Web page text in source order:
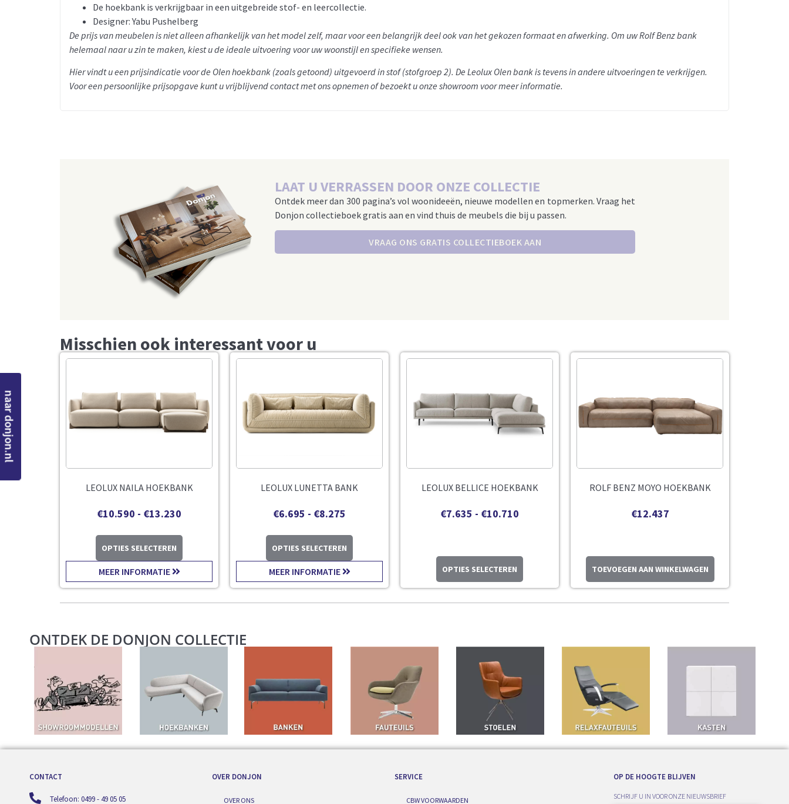
naar donjon.nl
De hoekbank is verkrijgbaar in een uitgebreide stof- en leercollectie.
Designer: Yabu Pushelberg
De prijs van meubelen is niet alleen afhankelijk van het model zelf, maar voor een belangrijk deel ook van het gekozen formaat en afwerking. Om uw Rolf Benz bank
helemaal naar u zin te maken, kiest u de ideale uitvoering voor uw woonstijl en specifieke wensen.
Hier vindt u een prijsindicatie voor de Olen hoekbank (zoals getoond) uitgevoerd in stof (stofgroep 2). De Leolux Olen bank is tevens in andere uitvoeringen te verkrijgen.
Voor een persoonlijke prijsopgave kunt u vrijblijvend contact met ons opnemen of bezoekt u onze showroom voor meer informatie.
LAAT U VERRASSEN DOOR ONZE COLLECTIE
Ontdek meer dan 300 pagina’s vol woonideeën, nieuwe modellen en topmerken. Vraag het
Donjon collectieboek gratis aan en vind thuis de meubels die bij u passen.
VRAAG ONS GRATIS COLLECTIEBOEK AAN
Misschien ook interessant voor u
LEOLUX NAILA HOEKBANK
€10.590 - €13.230
OPTIES SELECTEREN
MEER INFORMATIE
LEOLUX LUNETTA BANK
€6.695 - €8.275
OPTIES SELECTEREN
MEER INFORMATIE
LEOLUX BELLICE HOEKBANK
€7.635 - €10.710
OPTIES SELECTEREN
ROLF BENZ MOYO HOEKBANK
€12.437
TOEVOEGEN AAN WINKELWAGEN
ONTDEK DE DONJON COLLECTIE
CONTACT
Telefoon: 0499 - 49 05 05
OVER DONJON
OVER ONS
SERVICE
CBW VOORWAARDEN
OP DE HOOGTE BLIJVEN
SCHRIJF U IN VOOR ONZE NIEUWSBRIEF